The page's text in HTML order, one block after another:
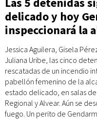
delicado y hoy
inspeccionará la
Jessica Aguilera, Gisela
Juliana Uribe, las cinco
rescatadas de un incendio
pabellón femenino de la
estado delicado, en salas
Regional y Alvear. Aún se
fuego. Un perito de